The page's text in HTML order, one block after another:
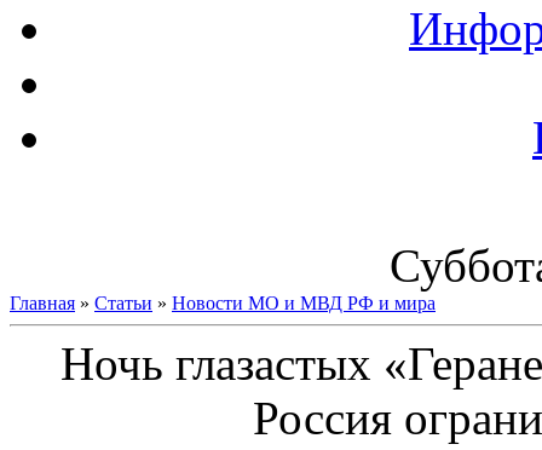
Главная » Статьи » Новости МО и МВД РФ и мира
Ночь глазастых
Россия